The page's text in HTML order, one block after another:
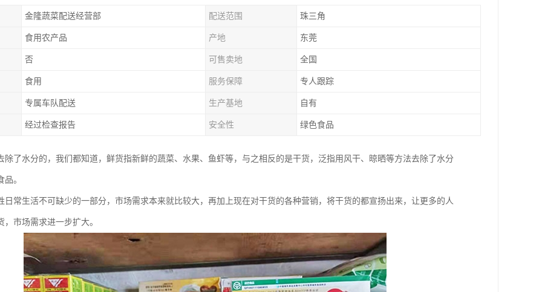
金隆蔬菜配送经营部 配送范围 珠三角
食用农产品 产地 东莞
否 可售卖地 全国
食用 服务保障 专人跟踪
专属车队配送 生产基地 自有
经过检查报告 安全性 绿色食品
除了水分的，我们都知道，鲜货指新鲜的蔬菜、水果、鱼虾等，与之相反的是干货，泛指用风干、晾晒等方法去除了水分
。
日常生活不可缺少的一部分，市场需求本来就比较大，再加上现在对干货的各种营销，将干货的都宣扬出来，让更多的人
，市场需求进一步扩大。